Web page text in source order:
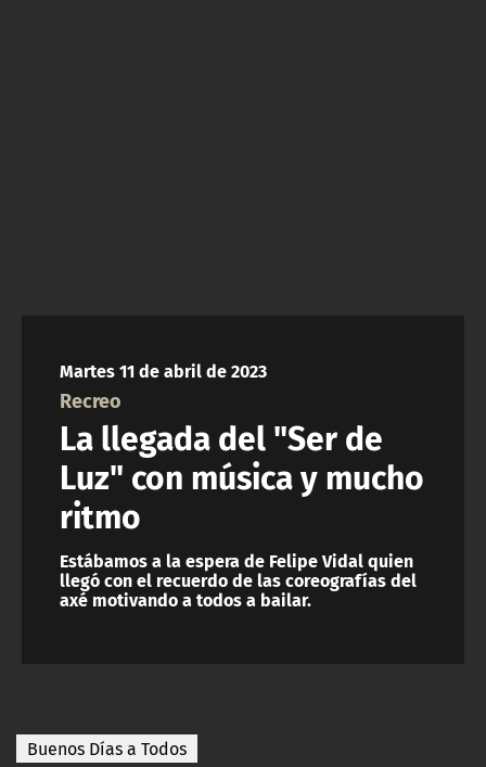
Martes 11 de abril de 2023
Recreo
La llegada del "Ser de
Luz" con música y mucho
ritmo
Estábamos a la espera de Felipe Vidal quien
llegó con el recuerdo de las coreografías del
axé motivando a todos a bailar.
Buenos Días a Todos